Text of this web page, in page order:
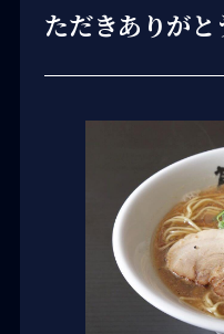
ただきありが